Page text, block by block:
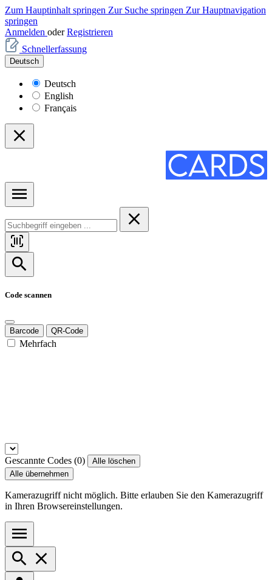
Zum Hauptinhalt springen Zur Suche springen Zur Hauptnavigation
springen
Anmelden oder Registrieren
Schnellerfassung
Deutsch
Deutsch
English
Français
Code scannen
Barcode QR-Code
Mehrfach
Gescannte Codes (0)
Alle löschen
Alle übernehmen
Kamerazugriff nicht möglich. Bitte erlauben Sie den Kamerazugriff
in Ihren Browsereinstellungen.